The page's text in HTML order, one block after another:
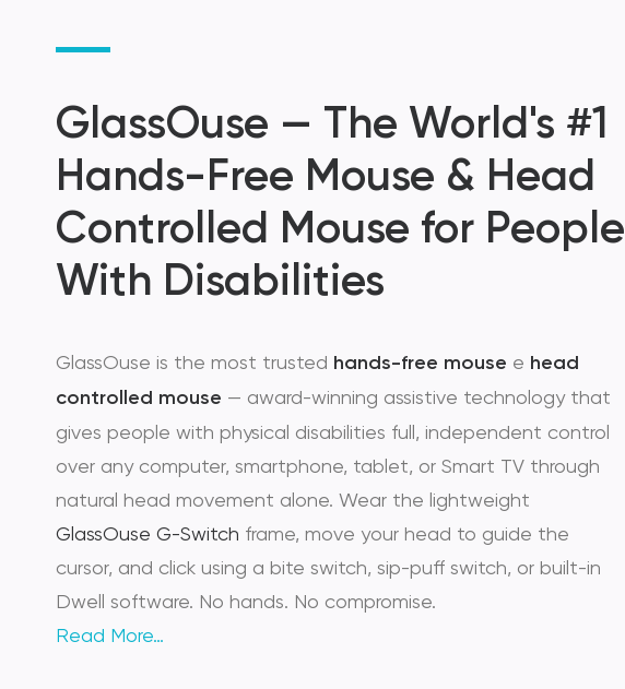
GlassOuse — The World's #1
Hands-Free Mouse & Head
Controlled Mouse for People
With Disabilities
GlassOuse is the most trusted hands-free mouse e head
controlled mouse — award-winning assistive technology that
gives people with physical disabilities full, independent control
over any computer, smartphone, tablet, or Smart TV through
natural head movement alone. Wear the lightweight
GlassOuse G-Switch frame, move your head to guide the
cursor, and click using a bite switch, sip-puff switch, or built-in
Dwell software. No hands. No compromise.
Read More…